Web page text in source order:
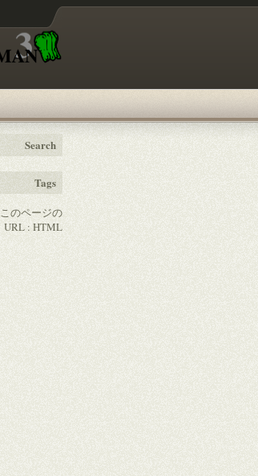
Search
Tags
このページの
URL: HTML